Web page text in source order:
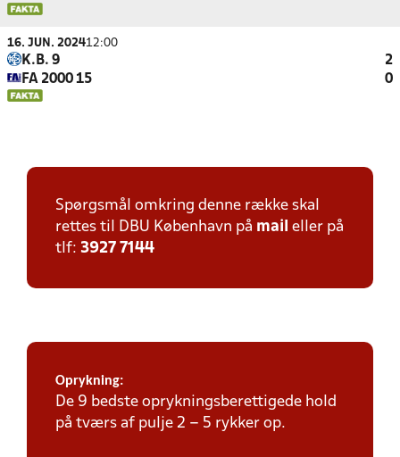
16. JUN. 202412:00
K.B. 9
2
FA 2000 15
0
Spørgsmål omkring denne række skal
rettes til DBU København på mail eller på
tlf: 3927 7144
Oprykning:
De 9 bedste oprykningsberettigede hold
på tværs af pulje 2 – 5 rykker op.